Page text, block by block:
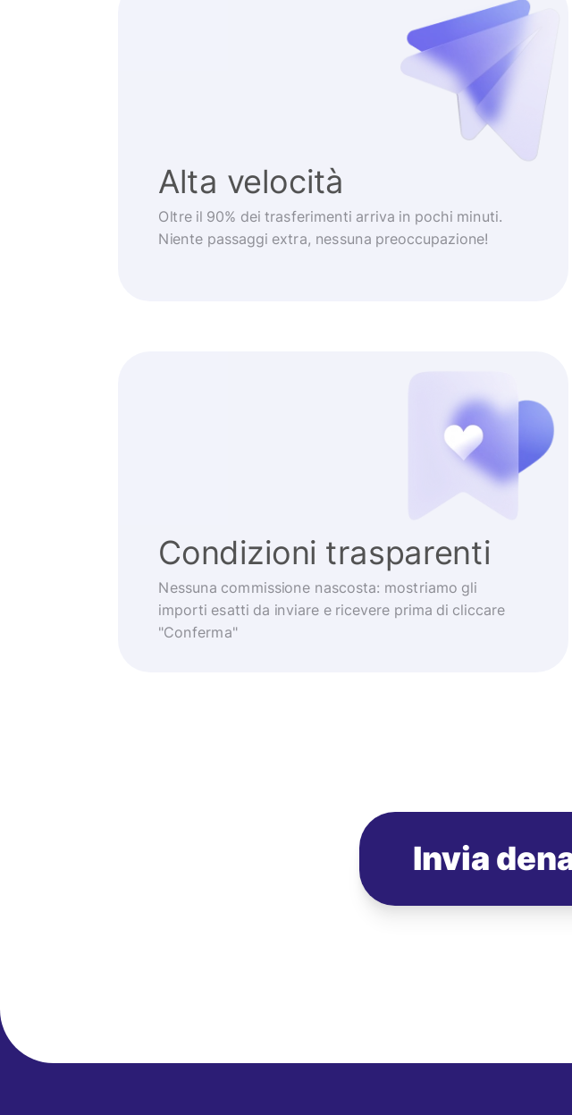
Alta velocità
Oltre il 90% dei trasferimenti arriva in pochi minuti.
Niente passaggi extra, nessuna preoccupazione!
Condizioni trasparenti
Nessuna commissione nascosta: mostriamo gli
importi esatti da inviare e ricevere prima di cliccare
"Conferma"
Invia